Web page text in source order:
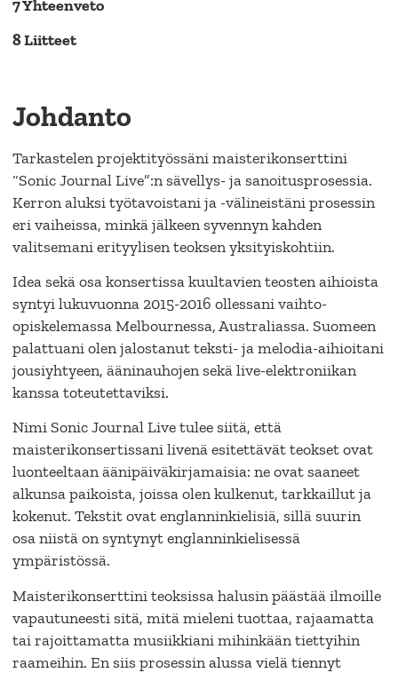
7 Yhteenveto
8 Liitteet
Johdanto
Tarkastelen projektityössäni maisterikonserttini
“Sonic Journal Live”:n sävellys- ja sanoitusprosessia.
Kerron aluksi työtavoistani ja -välineistäni prosessin
eri vaiheissa, minkä jälkeen syvennyn kahden
valitsemani erityylisen teoksen yksityiskohtiin.
Idea sekä osa konsertissa kuultavien teosten aihioista
syntyi lukuvuonna 2015-2016 ollessani vaihto-
opiskelemassa Melbournessa, Australiassa. Suomeen
palattuani olen jalostanut teksti- ja melodia-aihioitani
jousiyhtyeen, ääninauhojen sekä live-elektroniikan
kanssa toteutettaviksi.
Nimi Sonic Journal Live tulee siitä, että
maisterikonsertissani livenä esitettävät teokset ovat
luonteeltaan äänipäiväkirjamaisia: ne ovat saaneet
alkunsa paikoista, joissa olen kulkenut, tarkkaillut ja
kokenut. Tekstit ovat englanninkielisiä, sillä suurin
osa niistä on syntynyt englanninkielisessä
ympäristössä.
Maisterikonserttini teoksissa halusin päästää ilmoille
vapautuneesti sitä, mitä mieleni tuottaa, rajaamatta
tai rajoittamatta musiikkiani mihinkään tiettyihin
raameihin. En siis prosessin alussa vielä tiennyt